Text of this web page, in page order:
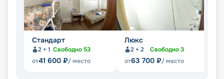
Стандарт
2 + 1 Свободно53
от41 600 ₽/ место
Люкс
2 + 2 Свободно3
от63 700 ₽/ место